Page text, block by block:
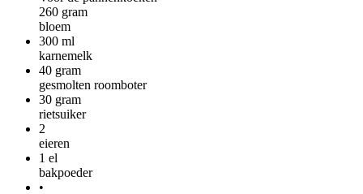
260 gram
bloem
300 ml
karnemelk
40 gram
gesmolten roomboter
30 gram
rietsuiker
2
eieren
1 el
bakpoeder
•